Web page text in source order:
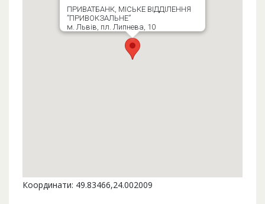
ПРИВАТБАНК, МІСЬКЕ ВІДДІЛЕННЯ
”ПРИВОКЗАЛЬНЕ”
м. Львів, пл. Липнева, 10
Координати: 49.83466,24.002009